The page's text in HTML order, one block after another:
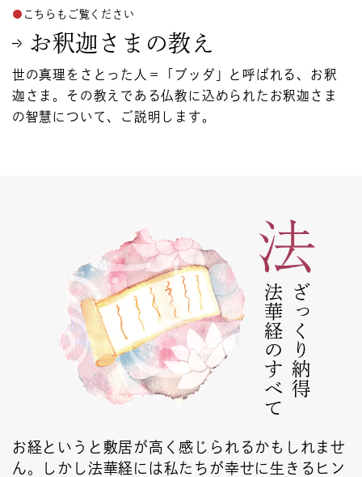
こちらもご覧ください
お釈迦さまの教え
世の真理をさとった人＝「ブッダ」と呼ばれる、お釈
迦さま。その教えである仏教に込められたお釈迦さま
の智慧について、ご説明します。
ざっくり納得
法華経のすべて
お経というと敷居が高く感じられるかもしれませ
ん。しかし法華経には私たちが幸せに生きるヒン